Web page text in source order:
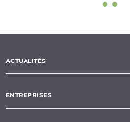
ACTUALITÉS
ENTREPRISES